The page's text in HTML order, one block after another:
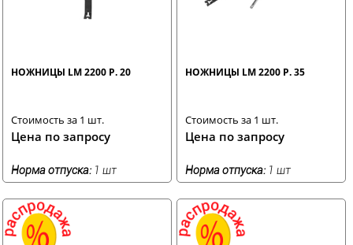
НОЖНИЦЫ LM 2200 Р. 20
Стоимость за 1 шт.
Цена по запросу
Норма отпуска: 1 шт
НОЖНИЦЫ LM 2200 Р. 35
Стоимость за 1 шт.
Цена по запросу
Норма отпуска: 1 шт